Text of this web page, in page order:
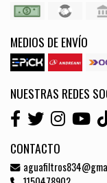
MEDIOS DE ENVÍO
NUESTRAS REDES
CONTACTO